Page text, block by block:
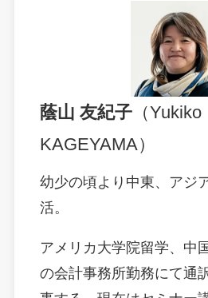
蔭山 友紀子 （Yukiko
KAGEYAMA）
幼少の頃より中東、アジ
活。
アメリカ大学院留学、中
の会計事務所勤務にて通